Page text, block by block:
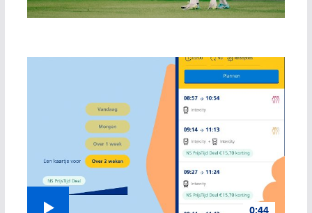
Video afspelen
0:44